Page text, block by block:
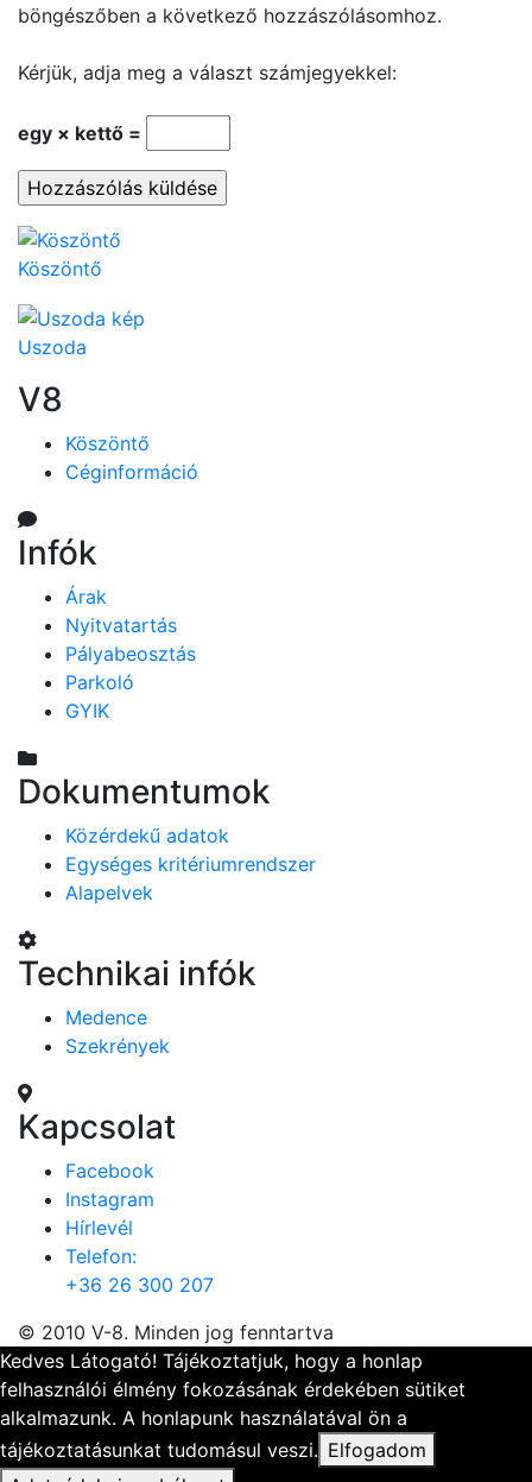
böngészőben a következő hozzászólásomhoz.
Kérjük, adja meg a választ számjegyekkel:
egy × kettő =
Köszöntő
Uszoda
V8
Köszöntő
Céginformáció
Infók
Árak
Nyitvatartás
Pályabeosztás
Parkoló
GYIK
Dokumentumok
Közérdekű adatok
Egységes kritériumrendszer
Alapelvek
Technikai infók
Medence
Szekrények
Kapcsolat
Facebook
Instagram
Hírlevél
Telefon:
+36 26 300 207
© 2010 V-8. Minden jog fenntartva
Kedves Látogató! Tájékoztatjuk, hogy a honlap
felhasználói élmény fokozásának érdekében sütiket
alkalmazunk. A honlapunk használatával ön a
tájékoztatásunkat tudomásul veszi. Elfogadom